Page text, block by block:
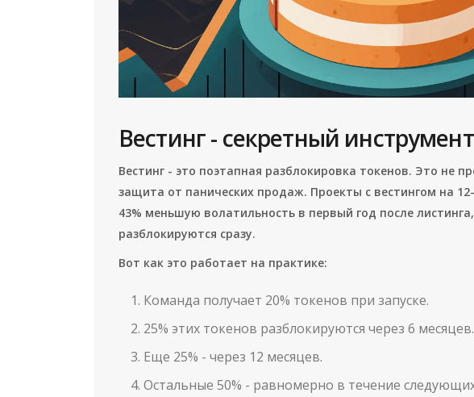
Вестинг - секретный
Вестинг - это поэтапная разблокировка токенов. Это не
защита от панических продаж. Проекты с вестингом на
43% меньшую волатильность в первый год после
разблокируются сразу.
Вот как это работает на практике:
Команда получает 20% токенов при запуске.
25% этих токенов разблокируются через 6 месяцев.
Еще 25% - через 12 месяцев.
Остальные 50% - равномерно в течение